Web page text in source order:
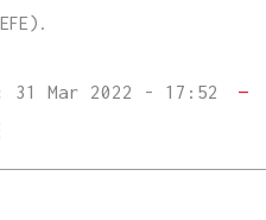
31 Mar 2022 - 17:52 —